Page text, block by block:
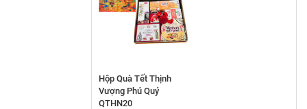
Hộp Quà Tết Thịnh
Vượng Phú Quý
QTHN20